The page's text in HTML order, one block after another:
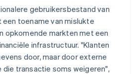
gebruikersbestand van
toename van mislukte
opkomende markten met een
infrastructuur. "Klanten
door, maar door externe
transactie soms weigeren",